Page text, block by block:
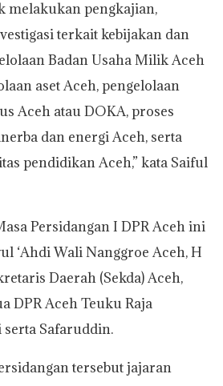
melakukan pengkajian,
terkait kebijakan dan
Badan Usaha Milik Aceh
aset Aceh, pengelolaan
Aceh atau DOKA, proses
dan energi Aceh, serta
pendidikan Aceh,” kata Saiful
Persidangan I DPR Aceh ini
‘Ahdi Wali Nanggroe Aceh, H
Daerah (Sekda) Aceh,
DPR Aceh Teuku Raja
Safaruddin.
tersebut jajaran